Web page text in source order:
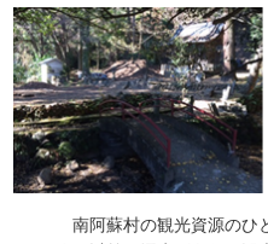
南阿蘇村の観光資源のひ